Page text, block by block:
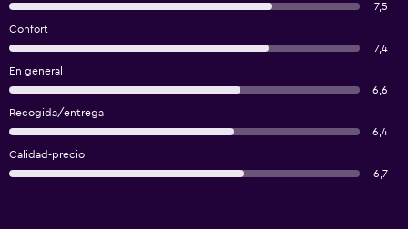
7,5
Confort
7,4
En general
6,6
Recogida/entrega
6,4
Calidad-precio
6,7